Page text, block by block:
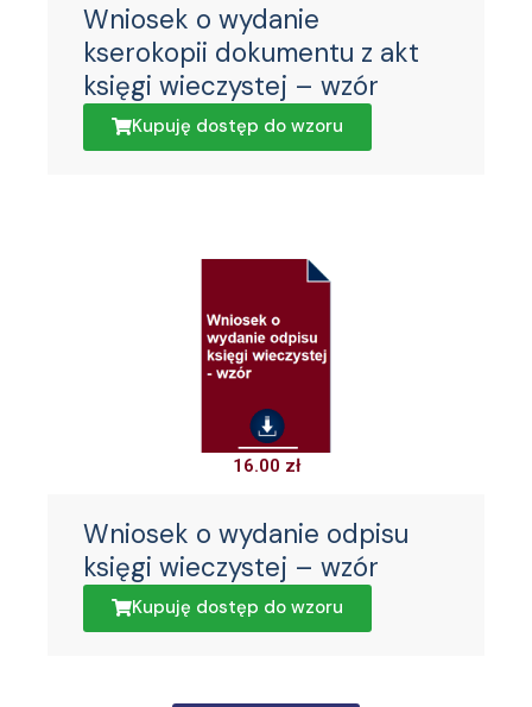
Wniosek o wydanie
kserokopii dokumentu z akt
księgi wieczystej – wzór
Kupuję dostęp do wzoru
16.00 zł
Wniosek o wydanie odpisu
księgi wieczystej – wzór
Kupuję dostęp do wzoru